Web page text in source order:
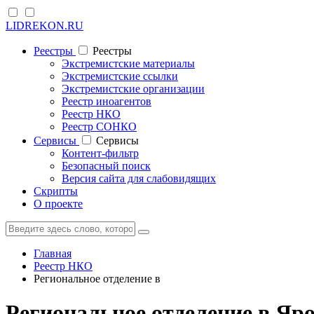
LIDREKON.RU
Реестры
Реестры
Экстремистские материалы
Экстремистские ссылки
Экстремистские организации
Реестр иноагентов
Реестр НКО
Реестр СОНКО
Cервисы
Cервисы
Контент-фильтр
Безопасный поиск
Версия сайта для слабовидящих
Скрипты
О проекте
Главная
Реестр НКО
Региональное отделение в